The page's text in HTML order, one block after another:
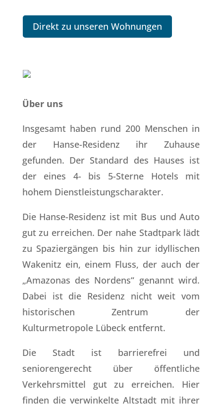
Direkt zu unseren Wohnungen
Über uns
Insgesamt haben rund 200 Menschen in
der Hanse-Residenz ihr Zuhause
gefunden. Der Standard des Hauses ist
der eines 4- bis 5-Sterne Hotels mit
hohem Dienstleistungscharakter.
Die Hanse-Residenz ist mit Bus und Auto
gut zu erreichen. Der nahe Stadtpark lädt
zu Spaziergängen bis hin zur idyllischen
Wakenitz ein, einem Fluss, der auch der
„Amazonas des Nordens“ genannt wird.
Dabei ist die Residenz nicht weit vom
historischen Zentrum der
Kulturmetropole Lübeck entfernt.
Die Stadt ist barrierefrei und
seniorengerecht über öffentliche
Verkehrsmittel gut zu erreichen. Hier
finden die verwinkelte Altstadt mit ihrer